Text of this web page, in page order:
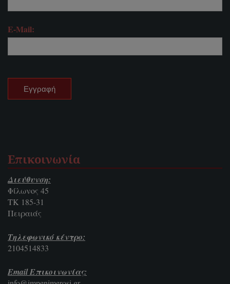
E-Mail:
Επικοινωνία
Διεύθυνση:
Φίλωνος 45
ΤΚ 185-31
Πειραιάς
Τηλεφωνικό κέντρο:
2104514833
Email Επικοινωνίας: